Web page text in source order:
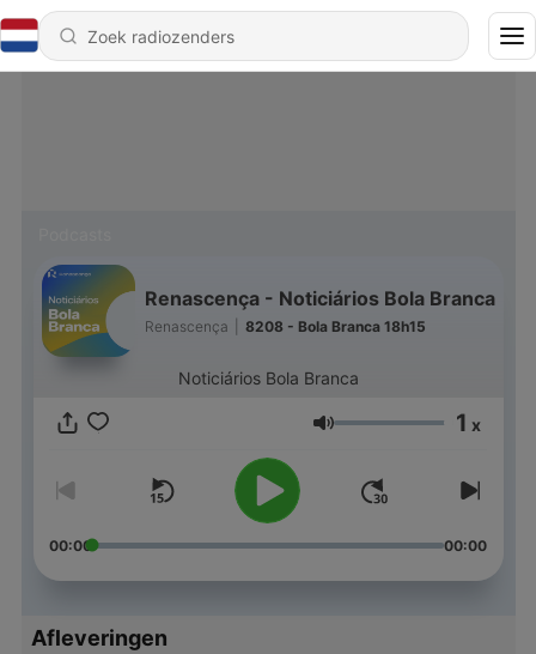
Renascença - Noticiários Bola Branca
Renascença 8208 - Bola Branca 18h15
Noticiários Bola Branca
Volume 1 x
00:00 00:00
Afleveringen